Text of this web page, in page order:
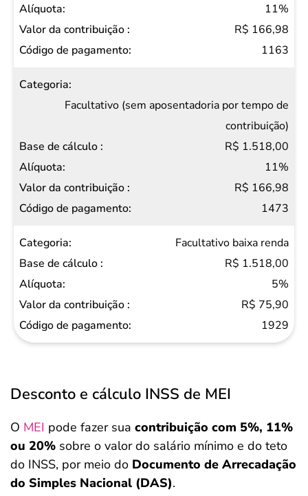
11%
R$ 166,98
1163
Facultativo (sem aposentadoria por tempo de
contribuição)
R$ 1.518,00
11%
R$ 166,98
1473
Facultativo baixa renda
R$ 1.518,00
5%
R$ 75,90
1929
Desconto e cálculo INSS de MEI
O MEI pode fazer sua contribuição com 5%, 11%
ou 20% sobre o valor do salário mínimo e do teto
do INSS, por meio do Documento de Arrecadação
do Simples Nacional (DAS).